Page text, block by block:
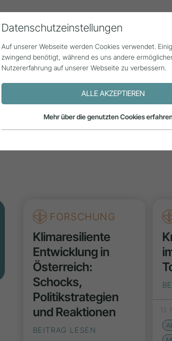
Alle Beiträge Statistik
aus der
und
FORSCHUNG
Klimaresiliente
Entwicklung in
Österreich:
Schocks,
Politikstrategien
und Reaktionen
BEITRAG LESEN
13.
Datenschutzeinstellungen
Auf unserer Webseite werden Cookies verwendet.
zwingend benötigt, während es uns andere
Nutzererfahrung auf unserer Webseite zu verbessern.
ALLE AKZEPTIEREN
Mehr über die genutzten Cookies